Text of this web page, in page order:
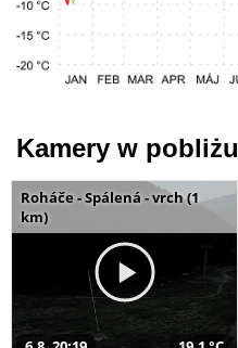
Kamery w pobliżu
Roháče - Spálená - vrch (1
km)